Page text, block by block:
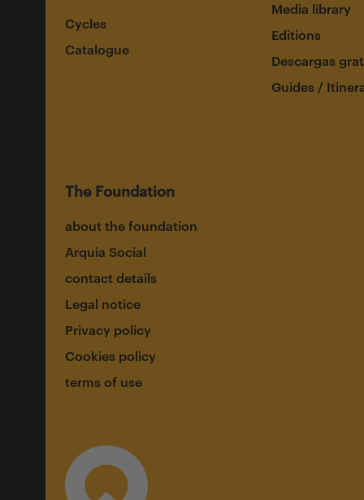
Cycles
Catalogue
Media library
Editions
Descargas
Guides /
The Foundation
about the foundation
Arquia Social
contact details
Legal notice
Privacy policy
Cookies policy
terms of use